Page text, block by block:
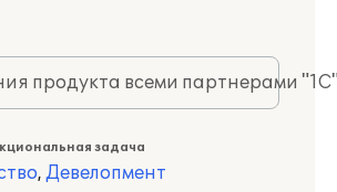
продукта всеми партнерами
задача
, Девелопмент